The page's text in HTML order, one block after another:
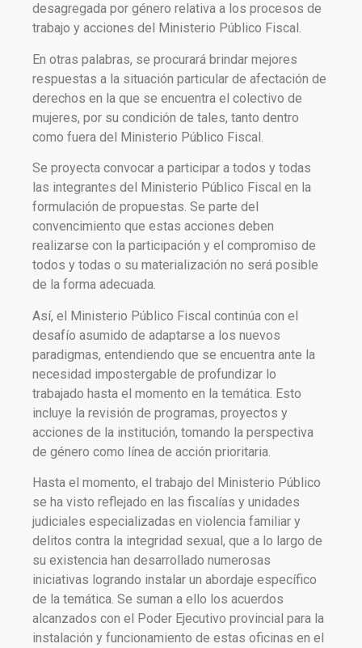
desagregada por género relativa a los procesos de
trabajo y acciones del Ministerio Público Fiscal.
En otras palabras, se procurará brindar mejores
respuestas a la situación particular de afectación de
derechos en la que se encuentra el colectivo de
mujeres, por su condición de tales, tanto dentro
como fuera del Ministerio Público Fiscal.
Se proyecta convocar a participar a todos y todas
las integrantes del Ministerio Público Fiscal en la
formulación de propuestas. Se parte del
convencimiento que estas acciones deben
realizarse con la participación y el compromiso de
todos y todas o su materialización no será posible
de la forma adecuada.
Así, el Ministerio Público Fiscal continúa con el
desafío asumido de adaptarse a los nuevos
paradigmas, entendiendo que se encuentra ante la
necesidad impostergable de profundizar lo
trabajado hasta el momento en la temática. Esto
incluye la revisión de programas, proyectos y
acciones de la institución, tomando la perspectiva
de género como línea de acción prioritaria.
Hasta el momento, el trabajo del Ministerio Público
se ha visto reflejado en las fiscalías y unidades
judiciales especializadas en violencia familiar y
delitos contra la integridad sexual, que a lo largo de
su existencia han desarrollado numerosas
iniciativas logrando instalar un abordaje específico
de la temática. Se suman a ello los acuerdos
alcanzados con el Poder Ejecutivo provincial para la
instalación y funcionamiento de estas oficinas en el